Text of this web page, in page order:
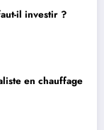
il investir ?
en chauffage